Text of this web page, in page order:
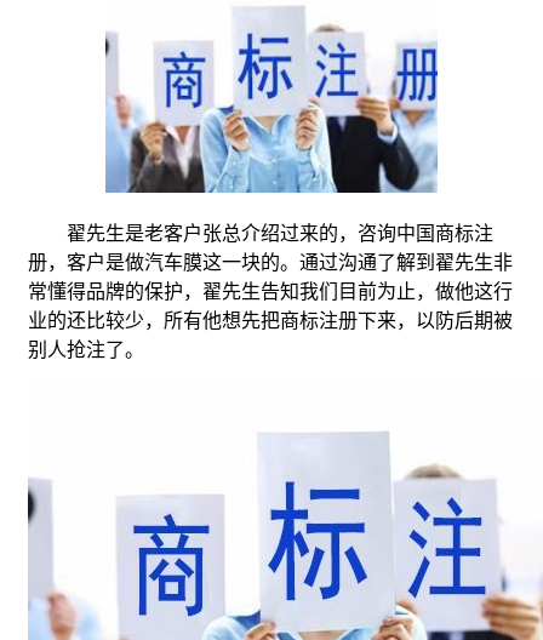
翟先生是老客户张总介绍过来的，咨询中国商标注
册，客户是做汽车膜这一块的。通过沟通了解到翟先生非
常懂得品牌的保护，翟先生告知我们目前为止，做他这行
业的还比较少，所有他想先把商标注册下来，以防后期被
别人抢注了。